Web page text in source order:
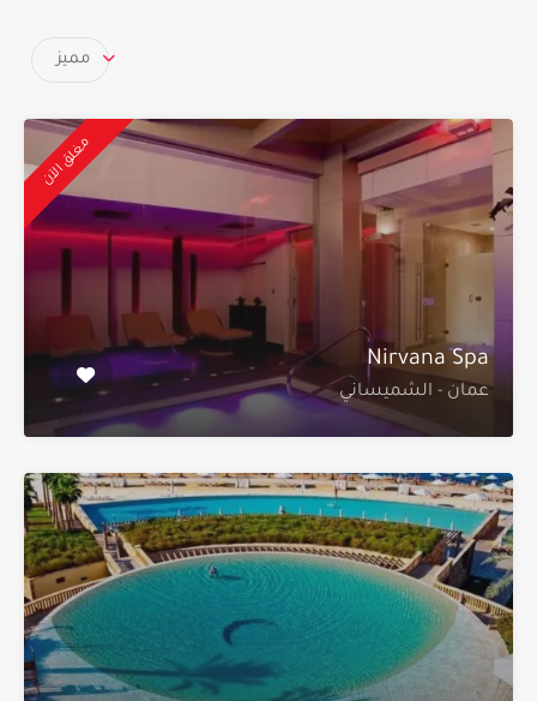
مميز
مغلق الآن
Nirvana Spa
عمان - الشميساني